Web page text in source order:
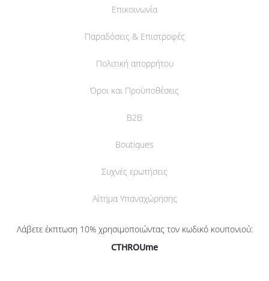
Επικοινωνία
Παραδόσεις & Επιστροφές
Πολιτική απορρήτου
Όροι και Προϋποθέσεις
B2B
Boutiques
Συχνές ερωτήσεις
Αίτημα Υπαναχώρησης
Λάβετε έκπτωση 10% χρησιμοποιώντας τον κωδικό κουπονιού:
CTHROUme